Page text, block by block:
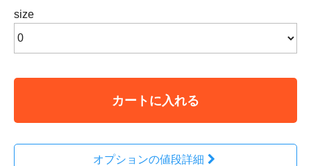
size
カートに入れる
オプションの値段詳細